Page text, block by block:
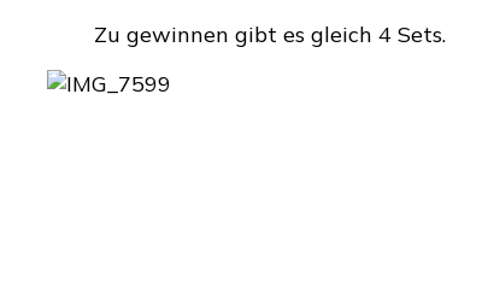
Zu gewinnen gibt es gleich 4 Sets.